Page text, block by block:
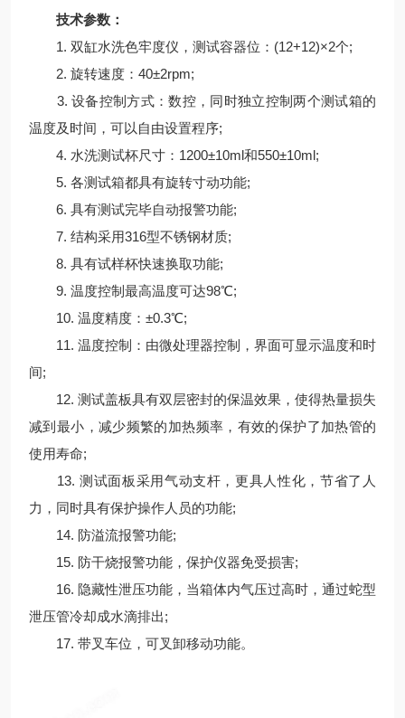
技术参数：
1. 双缸水洗色牢度仪，测试容器位：(12+12)×2个;
2. 旋转速度：40±2rpm;
3. 设备控制方式：数控，同时独立控制两个测试箱的
温度及时间，可以自由设置程序;
4. 水洗测试杯尺寸：1200±10ml和550±10ml;
5. 各测试箱都具有旋转寸动功能;
6. 具有测试完毕自动报警功能;
7. 结构采用316型不锈钢材质;
8. 具有试样杯快速换取功能;
9. 温度控制最高温度可达98℃;
10. 温度精度：±0.3℃;
11. 温度控制：由微处理器控制，界面可显示温度和时
间;
12. 测试盖板具有双层密封的保温效果，使得热量损失
减到最小，减少频繁的加热频率，有效的保护了加热管的
使用寿命;
13. 测试面板采用气动支杆，更具人性化，节省了人
力，同时具有保护操作人员的功能;
14. 防溢流报警功能;
15. 防干烧报警功能，保护仪器免受损害;
16. 隐藏性泄压功能，当箱体内气压过高时，通过蛇型
泄压管冷却成水滴排出;
17. 带叉车位，可叉卸移动功能。